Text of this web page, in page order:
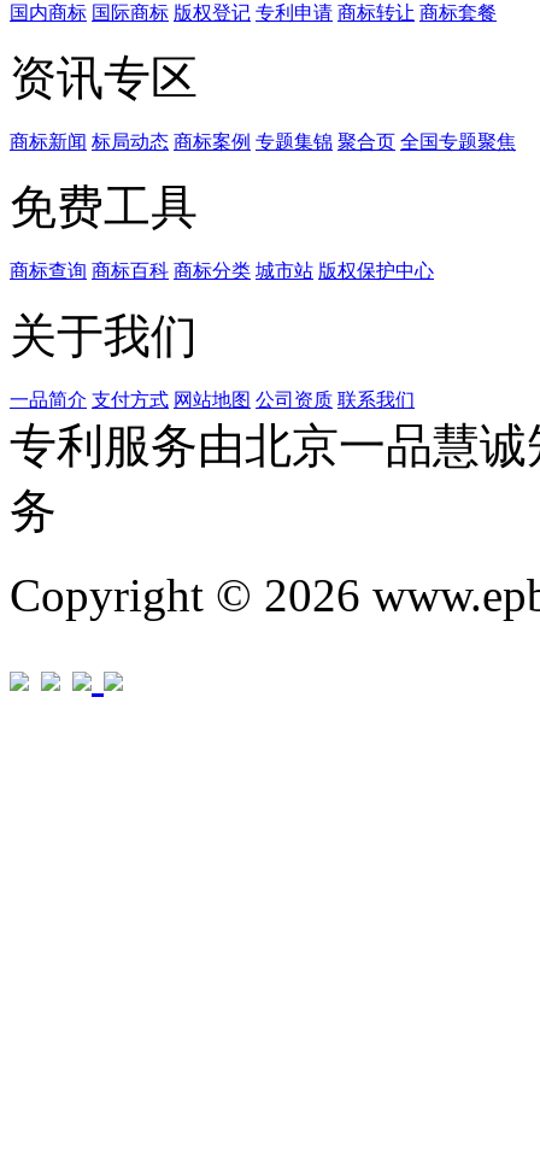
国内商标 国际商标 版权登记 专利申请 商标转让 商标套餐
资讯专区
商标新闻 标局动态 商标案例 专题集锦 聚合页 全国专题聚焦
免费工具
商标查询 商标百科 商标分类 城市站 版权保护中心
关于我们
一品简介 支付方式 网站地图 公司资质 联系我们
专利服务由北京一品慧
务
Copyright © 2026